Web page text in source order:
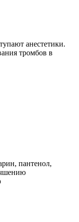
анестетики.
тромбов в
пантенол,